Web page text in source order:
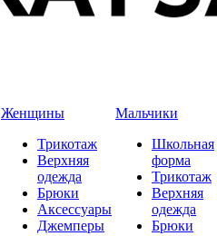
Женщины
Трикотаж
Верхняя
одежда
Брюки
Аксессуары
Джемперы
Мальчики
Школьная
форма
Трикотаж
Верхняя
одежда
Брюки